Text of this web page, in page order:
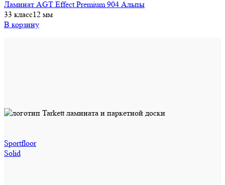
Ламинат AGT Effect Premium 904 Альпы
33 класс12 мм
В корзину
Sportfloor
Solid